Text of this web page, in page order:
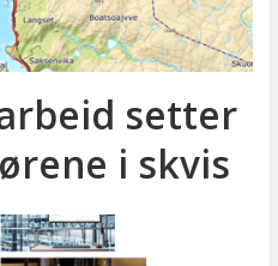
setter
i skvis